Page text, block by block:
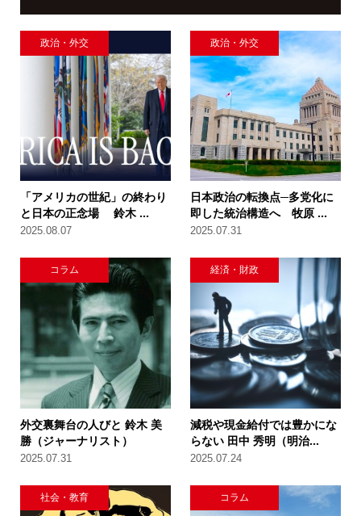
政治・外交
「アメリカの世紀」の終わり
と日本の正念場 鈴木 ...
2025.08.07
政治・外交
日本政治の転換点─多党化に
即した統治構造へ 牧原 ...
2025.07.31
コラム
外交裏舞台の人びと 鈴木 美
勝（ジャーナリスト）
2025.07.31
経済・財政
減税や現金給付では豊かにな
らない 田中 秀明（明治...
2025.07.24
社会・教育 コラム